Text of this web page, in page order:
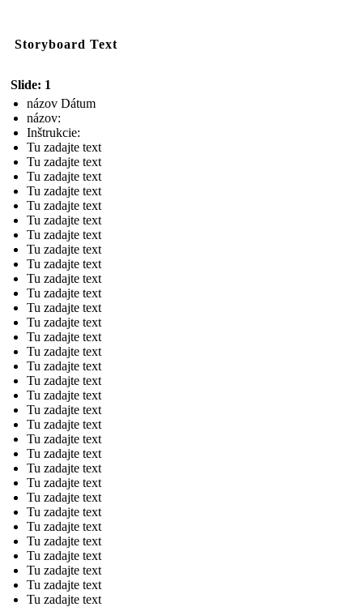
Storyboard Text
Slide: 1
názov Dátum
názov:
Inštrukcie:
Tu zadajte text
Tu zadajte text
Tu zadajte text
Tu zadajte text
Tu zadajte text
Tu zadajte text
Tu zadajte text
Tu zadajte text
Tu zadajte text
Tu zadajte text
Tu zadajte text
Tu zadajte text
Tu zadajte text
Tu zadajte text
Tu zadajte text
Tu zadajte text
Tu zadajte text
Tu zadajte text
Tu zadajte text
Tu zadajte text
Tu zadajte text
Tu zadajte text
Tu zadajte text
Tu zadajte text
Tu zadajte text
Tu zadajte text
Tu zadajte text
Tu zadajte text
Tu zadajte text
Tu zadajte text
Tu zadajte text
Tu zadajte text